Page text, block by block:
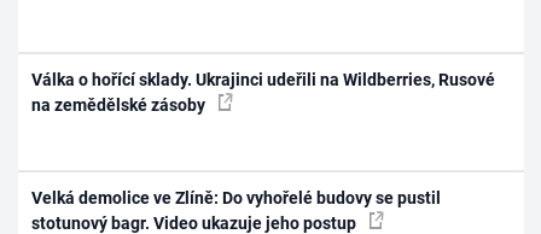
Válka o hořící sklady. Ukrajinci udeřili na Wildberries, Rusové
na zemědělské zásoby
Velká demolice ve Zlíně: Do vyhořelé budovy se pustil
stotunový bagr. Video ukazuje jeho postup